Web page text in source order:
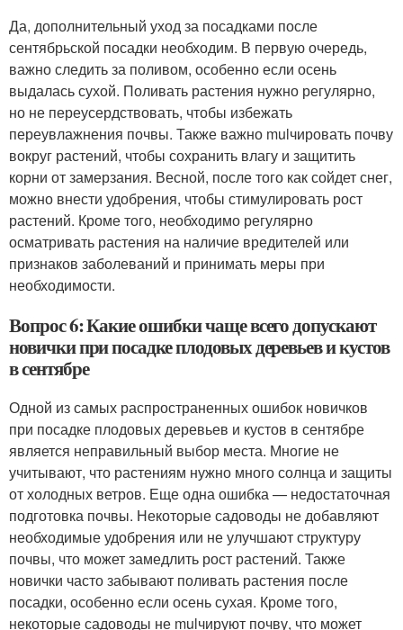
Да, дополнительный уход за посадками после
сентябрьской посадки необходим. В первую очередь,
важно следить за поливом, особенно если осень
выдалась сухой. Поливать растения нужно регулярно,
но не переусердствовать, чтобы избежать
переувлажнения почвы. Также важно mulчировать почву
вокруг растений, чтобы сохранить влагу и защитить
корни от замерзания. Весной, после того как сойдет снег,
можно внести удобрения, чтобы стимулировать рост
растений. Кроме того, необходимо регулярно
осматривать растения на наличие вредителей или
признаков заболеваний и принимать меры при
необходимости.
Вопрос 6: Какие ошибки чаще всего допускают
новички при посадке плодовых деревьев и кустов
в сентябре
Одной из самых распространенных ошибок новичков
при посадке плодовых деревьев и кустов в сентябре
является неправильный выбор места. Многие не
учитывают, что растениям нужно много солнца и защиты
от холодных ветров. Еще одна ошибка — недостаточная
подготовка почвы. Некоторые садоводы не добавляют
необходимые удобрения или не улучшают структуру
почвы, что может замедлить рост растений. Также
новички часто забывают поливать растения после
посадки, особенно если осень сухая. Кроме того,
некоторые садоводы не mulчируют почву, что может